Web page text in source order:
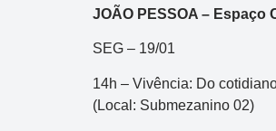
JOÃO PESSOA – Espaço
SEG – 19/01
14h – Vivência: Do
(Local: Submezanino 02)